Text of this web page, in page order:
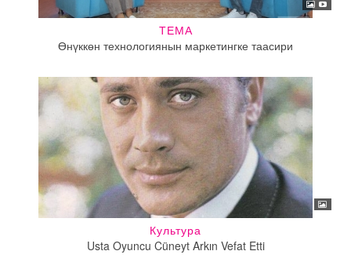
ТЕМА
Өнүккөн технологиянын маркетингке таасири
Культура
Usta Oyuncu Cüneyt Arkın Vefat Etti